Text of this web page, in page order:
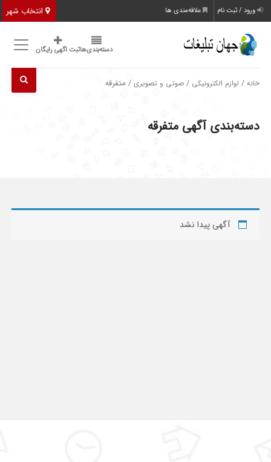
انتخاب شهر ورود / ثبت نام علاقه‌مندی ها
دسته‌بندی‌هاثبت اگهی رایگان
خانه / لوازم الکترونیکی /صوتی و تصویری / متفرقه
دسته‌بندی آگهی متفرقه
آگهی پیدا نشد